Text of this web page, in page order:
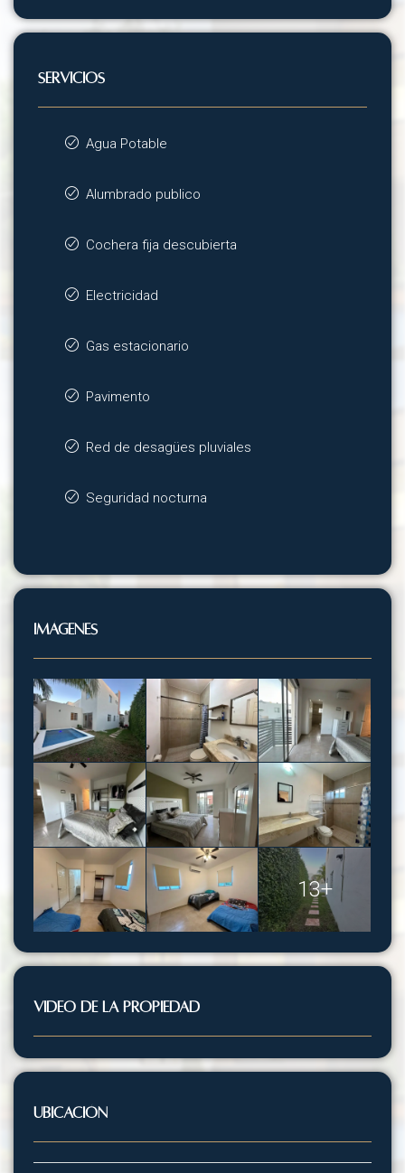
SERVICIOS
Agua Potable
Alumbrado publico
Cochera fija descubierta
Electricidad
Gas estacionario
Pavimento
Red de desagües pluviales
Seguridad nocturna
Imágenes
13+
VIDEO DE LA PROPIEDAD
Ubicación